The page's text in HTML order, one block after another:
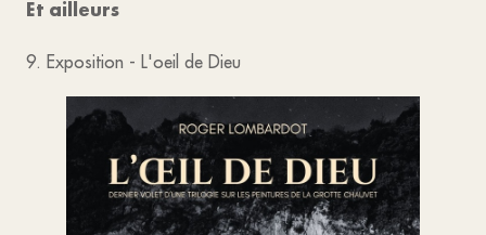
Et ailleurs
9. Exposition - L'oeil de Dieu